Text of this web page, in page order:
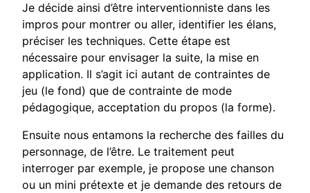
Je décide ainsi d’être interventionniste dans les
impros pour montrer ou aller, identifier les élans,
préciser les techniques. Cette étape est
nécessaire pour envisager la suite, la mise en
application. Il s’agit ici autant de contraintes de
jeu (le fond) que de contrainte de mode
pédagogique, acceptation du propos (la forme).
Ensuite nous entamons la recherche des failles du
personnage, de l’être. Le traitement peut
interroger par exemple, je propose une chanson
ou un mini prétexte et je demande des retours de